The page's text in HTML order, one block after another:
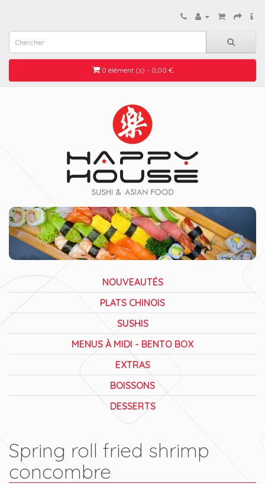
0 élément (s) - 0,00 €
NOUVEAUTÉS
PLATS CHINOIS
SUSHIS
MENUS À MIDI - BENTO BOX
EXTRAS
BOISSONS
DESSERTS
Spring roll fried shrimp
concombre